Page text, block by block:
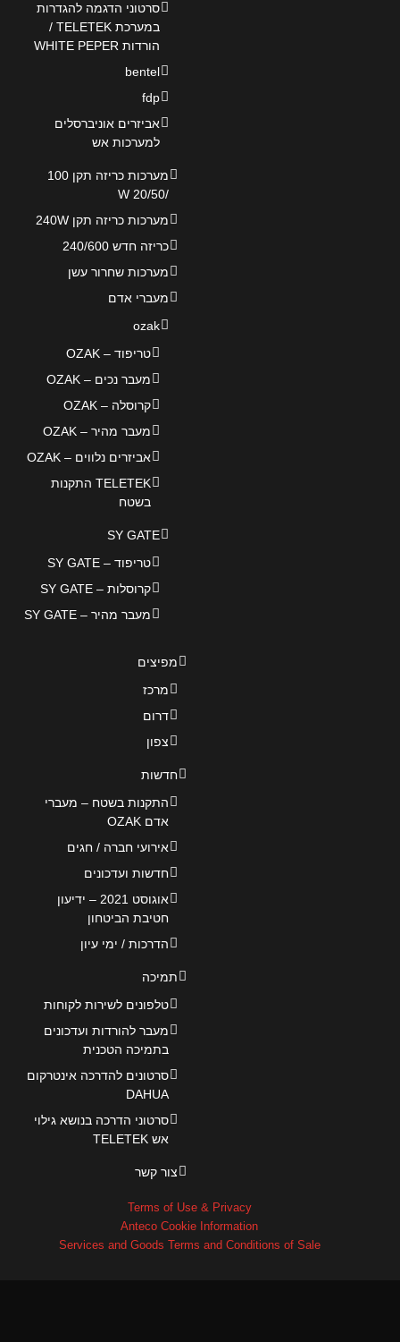
סרטוני הדגמה להגדרות
במערכת TELETEK /
הורדות WHITE PEPER
bentel
fdp
אביזרים אוניברסלים
למערכות אש
מערכות כריזה תקן 100
/20/50 W
מערכות כריזה תקן 240W
כריזה חדש 240/600
מערכות שחרור עשן
מעברי אדם
ozak
טריפוד – OZAK
מעבר נכים – OZAK
קרוסלה – OZAK
מעבר מהיר – OZAK
אביזרים נלווים – OZAK
TELETEK התקנות
בשטח
SY GATE
טריפוד – SY GATE
קרוסלות – SY GATE
מעבר מהיר – SY GATE
מפיצים
מרכז
דרום
צפון
חדשות
התקנות בשטח – מעברי
אדם OZAK
אירועי חברה / חגים
חדשות ועדכונים
אוגוסט 2021 – ידיעון
חטיבת הביטחון
הדרכות / ימי עיון
תמיכה
טלפונים לשירות לקוחות
מעבר להורדות ועדכונים
בתמיכה הטכנית
סרטונים להדרכה אינטרקום
DAHUA
סרטוני הדרכה בנושא גילוי
אש TELETEK
צור קשר
Terms of Use & Privacy
Anteco Cookie Information
Services and Goods Terms and Conditions of Sale